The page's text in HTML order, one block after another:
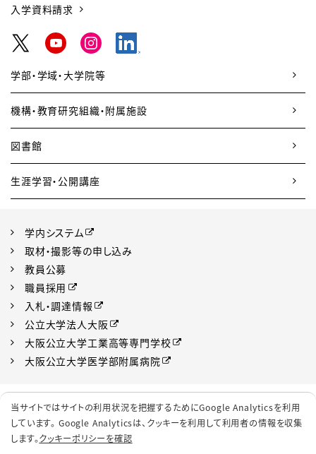
当サイトではサイトの利用状況を把握するためにGoogle Analyticsを利用
しています。 Google Analyticsは、 クッキーを利用して利用者の情報を収集
します。クッキーポリシーを確認
入学資料請求
学部・学域・大学院等
機構・教育研究組織・附属施設
図書館
生涯学習・公開講座
学内システム
取材・撮影等の申し込み
教員公募
職員採用
入札・調達情報
公立大学法人大阪
大阪公立大学工業高等専門学校
大阪公立大学医学部附属病院
プライバシーポリシー
サイトポリシー
ソーシャルメディアポリシー
クッキーポリシー
サイトマップ